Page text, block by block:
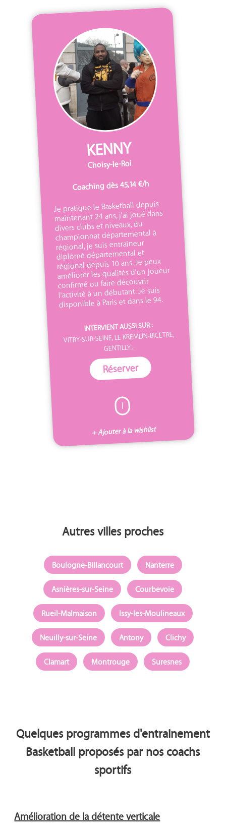
KENNY
Choisy-le-Roi
Coaching dès 45,14 €/h
Je pratique le Basketball depuis
maintenant 24 ans, j'ai joué dans
divers clubs et niveaux, du
championnat départemental à
régional, je suis entraîneur
diplômé départemental et
régional depuis 10 ans. Je peux
améliorer les qualités d'un joueur
confirmé ou faire découvrir
l'activité à un débutant. Je suis
disponible à Paris et dans le 94.
INTERVIENT AUSSI SUR :
VITRY-SUR-SEINE, LE KREMLIN-BICÊTRE,
GENTILLY...
Réserver
I
+ Ajouter à la wishlist
Autres villes proches
Boulogne-Billancourt
Nanterre
Asnières-sur-Seine
Courbevoie
Rueil-Malmaison
Issy-les-Moulineaux
Neuilly-sur-Seine
Antony
Clichy
Clamart
Montrouge Suresnes
Quelques programmes d'entrainement
Basketball proposés par nos coachs
sportifs
Amélioration de la détente verticale